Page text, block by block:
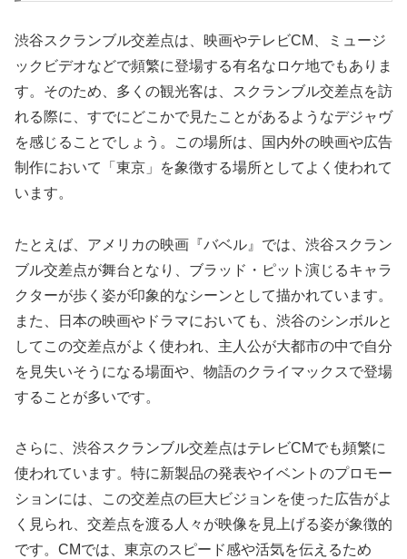
渋谷スクランブル交差点は、映画やテレビCM、ミュージ
ックビデオなどで頻繁に登場する有名なロケ地でもありま
す。そのため、多くの観光客は、スクランブル交差点を訪
れる際に、すでにどこかで見たことがあるようなデジャヴ
を感じることでしょう。この場所は、国内外の映画や広告
制作において「東京」を象徴する場所としてよく使われて
います。
たとえば、アメリカの映画『バベル』では、渋谷スクラン
ブル交差点が舞台となり、ブラッド・ピット演じるキャラ
クターが歩く姿が印象的なシーンとして描かれています。
また、日本の映画やドラマにおいても、渋谷のシンボルと
してこの交差点がよく使われ、主人公が大都市の中で自分
を見失いそうになる場面や、物語のクライマックスで登場
することが多いです。
さらに、渋谷スクランブル交差点はテレビCMでも頻繁に
使われています。特に新製品の発表やイベントのプロモー
ションには、この交差点の巨大ビジョンを使った広告がよ
く見られ、交差点を渡る人々が映像を見上げる姿が象徴的
です。CMでは、東京のスピード感や活気を伝えるため